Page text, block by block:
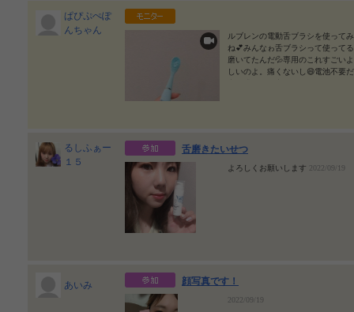
製薬 #ルブレン #lubren #電動舌ブ
#monipla #iino_fan #舌 #舌出し
ぱぴぷぺぽ
んちゃん
ルブレンの電動舌ブラシを使って
ね💕みんなゎ舌ブラシって使って
磨いてたんだ💦専用のこれすごい
しいのよ。痛くないし😄電池不要
るしふぁー
１５
舌磨きたいせつ
よろしくお願いします 2022/09/19
あいみ 顔写真です！
2022/09/19